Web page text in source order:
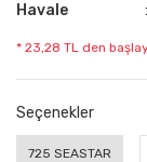
Havale
* 23,28 TL den
Seçenekler
725 SEASTAR